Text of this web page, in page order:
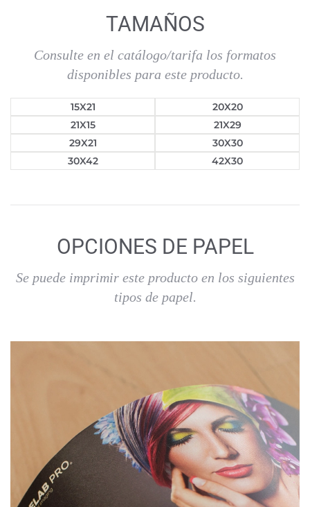
TAMAÑOS
Consulte en el catálogo/tarifa los formatos
disponibles para este producto.
15X21
20X20
21X15
21X29
29X21
30X30
30X42
42X30
OPCIONES DE PAPEL
Se puede imprimir este producto en los siguientes
tipos de papel.